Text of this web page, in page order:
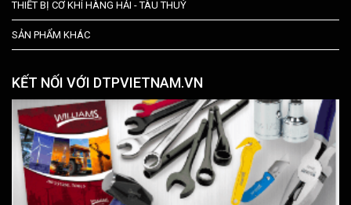
THIẾT BỊ CƠ KHÍ HÀNG HẢI - TÀU THUỶ
SẢN PHẨM KHÁC
KẾT NỐI VỚI DTPVIETNAM.VN